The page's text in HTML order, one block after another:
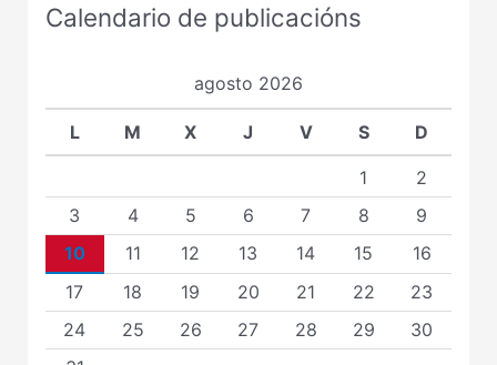
Calendario de publicacións
agosto 2026
L M X J V S D
1
2
3
4 5 6 7 8
9
10
11 12 13 14 15
16
17
18 19 20 21 22
23
24
25 26 27 28 29
30